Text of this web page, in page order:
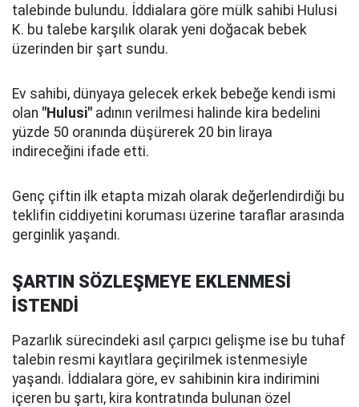
talebinde bulundu. İddialara göre mülk sahibi Hulusi
K. bu talebe karşılık olarak yeni doğacak bebek
üzerinden bir şart sundu.
Ev sahibi, dünyaya gelecek erkek bebeğe kendi ismi
olan "Hulusi" adının verilmesi halinde kira bedelini
yüzde 50 oranında düşürerek 20 bin liraya
indireceğini ifade etti.
Genç çiftin ilk etapta mizah olarak değerlendirdiği bu
teklifin ciddiyetini koruması üzerine taraflar arasında
gerginlik yaşandı.
ŞARTIN SÖZLEŞMEYE EKLENMESİ
İSTENDİ
Pazarlık sürecindeki asıl çarpıcı gelişme ise bu tuhaf
talebin resmi kayıtlara geçirilmek istenmesiyle
yaşandı. İddialara göre, ev sahibinin kira indirimini
içeren bu şartı, kira kontratında bulunan özel